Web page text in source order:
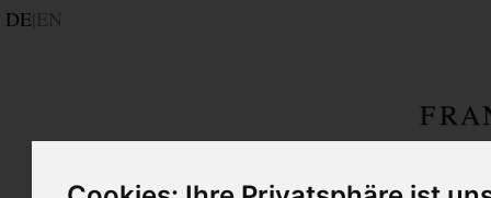
DE EN